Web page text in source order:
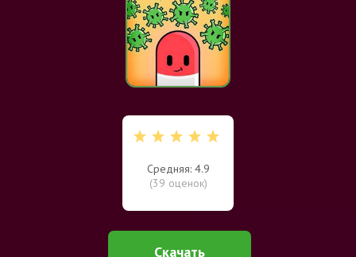
Средняя: 4.9
(39 оценок)
Скачать